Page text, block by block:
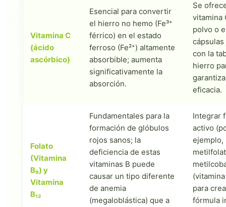
Vitamina C
(ácido
ascórbico)
Esencial para convertir
el hierro no hemo (Fe³⁺
férrico) en el estado
ferroso (Fe²⁺) altamente
absorbible; aumenta
significativamente la
absorción.
Se
vitamina
polvo o
con la
hierro
eficacia.
Folato
(Vitamina
B₉) y
Vitamina
B₁₂
Fundamentales para la
formación de glóbulos
rojos sanos; la
deficiencia de estas
vitaminas B puede
causar un tipo diferente
de anemia
(megaloblástica) que a
Integrar
activo
ejemplo,
(vitamina
para
fórmula